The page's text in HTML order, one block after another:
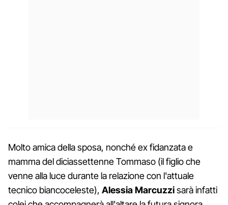
Molto amica della sposa, nonché ex fidanzata e
mamma del diciassettenne Tommaso (il figlio che
venne alla luce durante la relazione con l'attuale
tecnico biancoceleste), Alessia Marcuzzisarà infatti